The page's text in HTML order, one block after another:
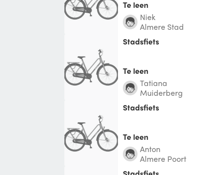
Te leen
Niek
Almere Stad
Stadsfiets
Te leen
Tatiana
Muiderberg
Stadsfiets
Te leen
Anton
Almere Poort